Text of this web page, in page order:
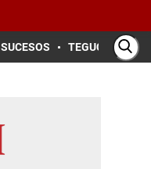
SUCESOS TEGUCIGALPA